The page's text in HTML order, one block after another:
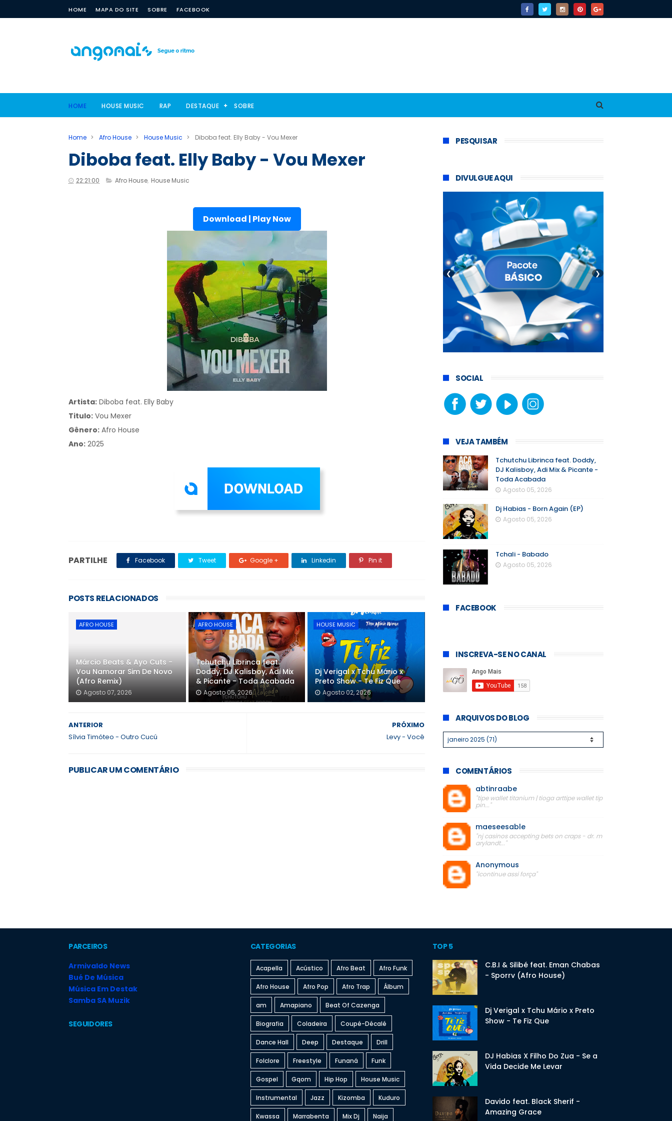
HOME MAPA DO SITE SOBRE FACEBOOK
HOME HOUSE MUSIC RAP DESTAQUE SOBRE
Home > Afro House > House Music > Diboba feat. Elly Baby - Vou Mexer
Diboba feat. Elly Baby - Vou Mexer
22:21:00 Afro House, House Music
Download | Play Now
Artista: Diboba feat. Elly Baby
Titulo: Vou Mexer
Gênero: Afro House
Ano: 2025
PARTILHE Facebook Tweet Google + Linkedin Pin it
POSTS RELACIONADOS
AFRO HOUSE
Márcio Beats & Ayo Cuts -
Vou Namorar Sim De Novo
(Afro Remix)
Agosto 07, 2026
AFRO HOUSE
Tchutchu Librinca feat.
Doddy, DJ Kalisboy, Adi Mix
& Picante - Toda Acabada
Agosto 05, 2026
HOUSE MUSIC
Dj Verigal x Tchu Mário x
Preto Show - Te Fiz Que
Agosto 02, 2026
PRÓXIMO
Levy - Você
ANTERIOR
Sílvia Timóteo - Outro Cucú
PUBLICAR UM COMENTÁRIO
PESQUISAR
DIVULGUE AQUI
❮ ❯
SOCIAL
VEJA TAMBÉM
Tchutchu Librinca feat. Doddy,
DJ Kalisboy, Adi Mix & Picante -
Toda Acabada
Agosto 05, 2026
Dj Habias - Born Again (EP)
Agosto 05, 2026
Tchali - Babado
Agosto 05, 2026
FACEBOOK
INSCREVA-SE NO CANAL
ARQUIVOS DO BLOG
COMENTÁRIOS
abtinraabe
"tipe wallet titanium | tioga arttipe wallet tip
pin..."
maeseesable
"nj casinos accepting bets on craps - dr. m
arylandt..."
Anonymous
"icontinue assi força"
PARCEIROS
Armivaldo News
Bué De Música
Música Em Destak
Samba SA Muzik
SEGUIDORES
CATEGORIAS
Acapella Acústico Afro Beat Afro Funk
Afro House Afro Pop Afro Trap Álbum
am Amapiano Beat Of Cazenga
Biografia Coladeira Coupé-Décalé
Dance Hall Deep Destaque Drill
Folclore Freestyle Funaná Funk
Gospel Gqom Hip Hop House Music
Instrumental Jazz Kizomba Kuduro
Kwassa Marrabenta Mix Dj Naija
TOP 5
C.B.I & Silibé feat. Eman Chabas
- Sporrv (Afro House)
Dj Verigal x Tchu Mário x Preto
Show - Te Fiz Que
DJ Habias X Filho Do Zua - Se a
Vida Decide Me Levar
Davido feat. Black Sherif -
Amazing Grace